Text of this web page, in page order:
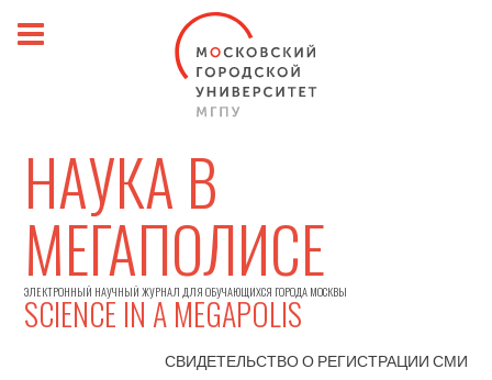
НАУКА В
МЕГАПОЛИСЕ
ЭЛЕКТРОННЫЙ НАУЧНЫЙ ЖУРНАЛ ДЛЯ ОБУЧАЮЩИХСЯ ГОРОДА МОСКВЫ
SCIENCE IN A MEGAPOLIS
СВИДЕТЕЛЬСТВО О РЕГИСТРАЦИИСМИ